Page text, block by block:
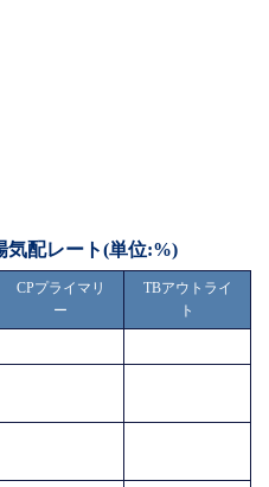
気配レート(単位:%)
CPプライマリ
ー
TBアウトライ
ト